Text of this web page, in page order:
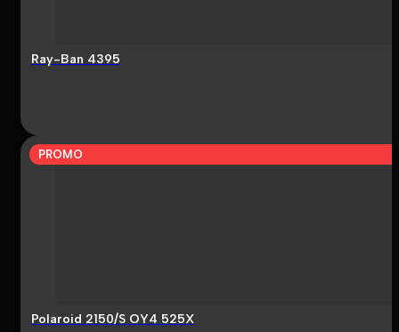
Ray-Ban 4395
PROMO
Polaroid 2150/S OY4 525X